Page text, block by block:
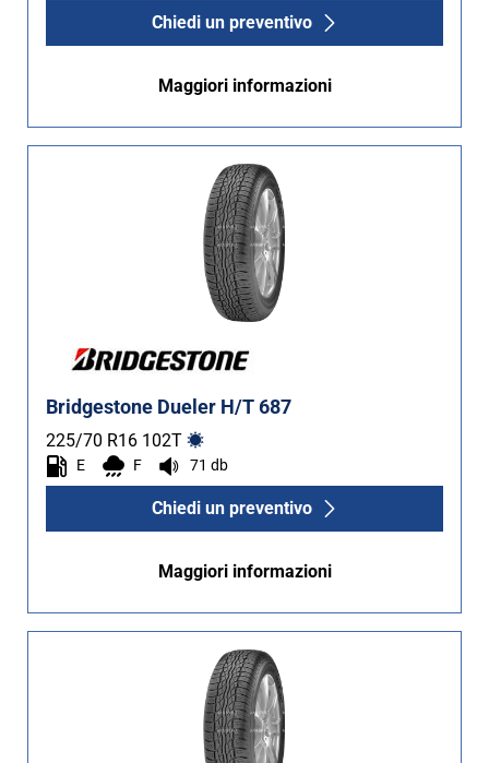
Chiedi un preventivo
Maggiori informazioni
Bridgestone Dueler H/T 687
225/70 R16 102T
E F 71 db
Chiedi un preventivo
Maggiori informazioni